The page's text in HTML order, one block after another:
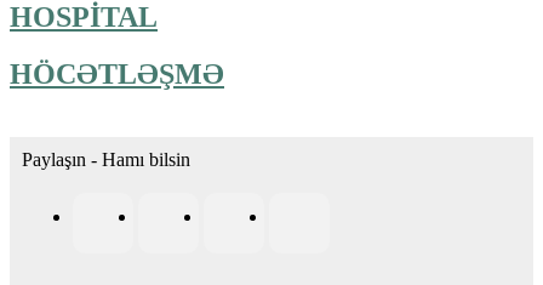
HOSPİTAL
HÖCƏTLƏŞMƏ
Paylaşın - Hamı bilsin